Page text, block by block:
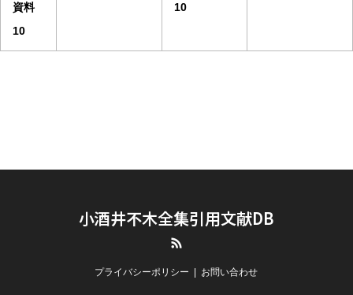
資料
10
10
小酒井不木全集引用文献DB
プライバシーポリシー お問い合わせ